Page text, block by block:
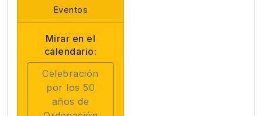
Eventos
Mirar en el
calendario:
Celebración
por los 50
años de